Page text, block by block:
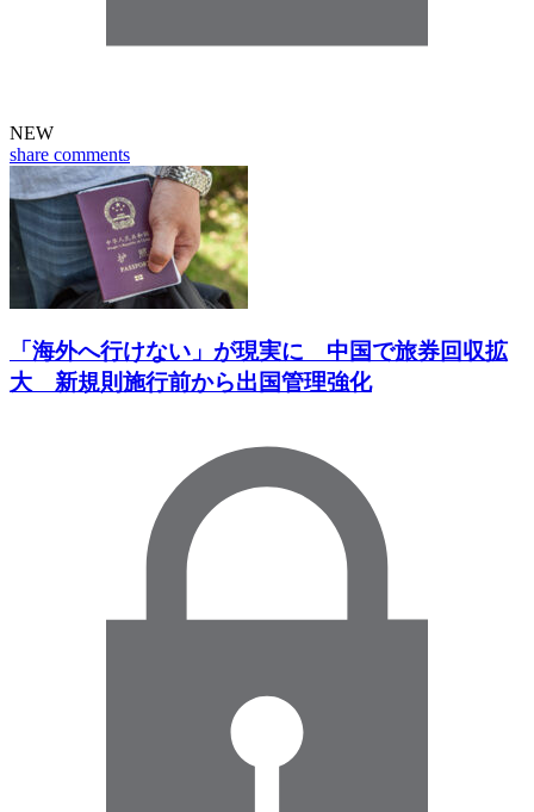
NEW
share comments
「海外へ行けない」が現実に 中国で旅券回収拡
大 新規則施行前から出国管理強化